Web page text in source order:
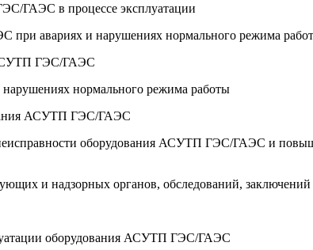
ГАЭС в процессе эксплуатации
авариях и нарушениях нормального режима
АСУТП ГЭС/ГАЭС
нормального режима работы
АСУТП ГЭС/ГАЭС
оборудования АСУТП ГЭС/ГАЭС и
и надзорных органов, обследований,
оборудования АСУТП ГЭС/ГАЭС